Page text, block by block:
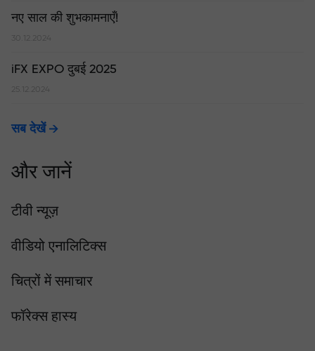
नए साल की शुभकामनाएँ!
30.12.2024
iFX EXPO दुबई 2025
25.12.2024
सब देखें
और जानें
टीवी न्यूज़
वीडियो एनालिटिक्स
चित्रों में समाचार
फॉरेक्स हास्य